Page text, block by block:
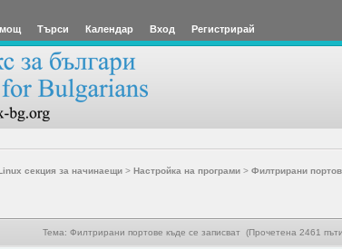
Търси Календар Вход Регистрирай
секция за начинаещи> Настройка на програми> Филтрирани
Тема: Филтрирани портове къде се записват (Прочетена 2461